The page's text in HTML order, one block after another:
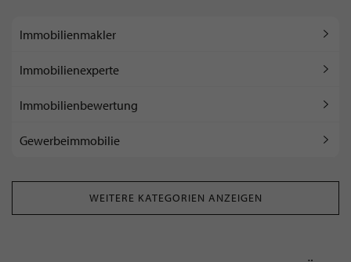
Immobilienmakler
Immobilienexperte
Immobilienbewertung
Gewerbeimmobilie
WEITERE KATEGORIEN ANZEIGEN